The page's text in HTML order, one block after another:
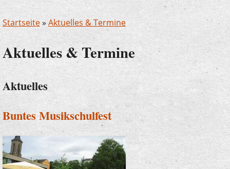
Startseite»Aktuelles & Termine
Aktuelles & Termine
Aktuelles
Buntes Musikschulfest